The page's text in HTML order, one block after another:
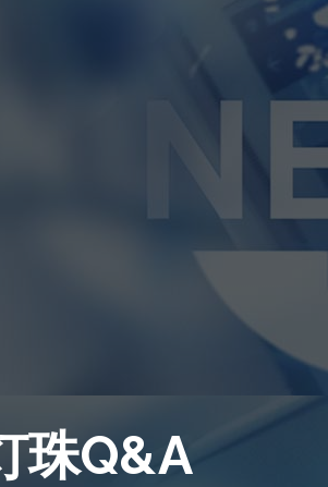
珠Q&A